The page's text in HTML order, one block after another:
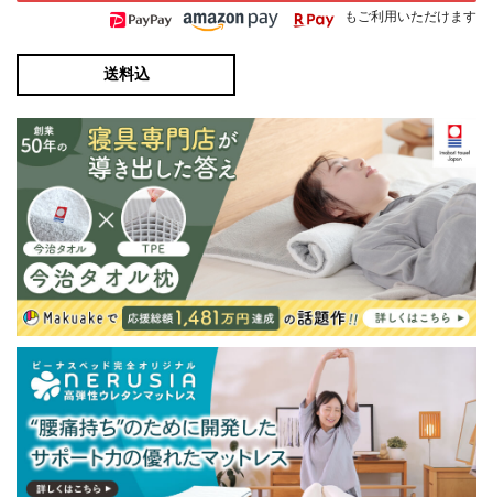
もご利用いただけます
送料込